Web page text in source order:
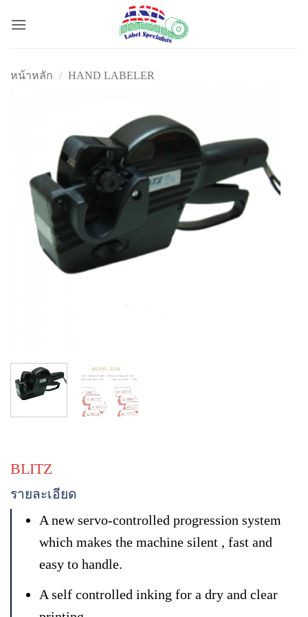
หน้าหลัก / HAND LABELER
BLITZ
รายละเอียด
A new servo-controlled progression system
which makes the machine silent , fast and
easy to handle.
A self controlled inking for a dry and clear